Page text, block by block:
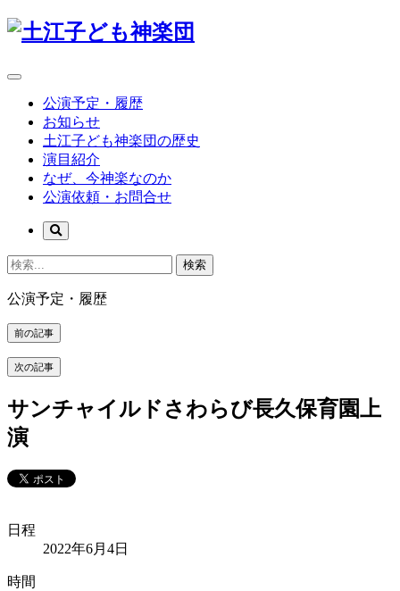
公演予定・履歴
お知らせ
土江子ども神楽団の歴史
演目紹介
なぜ、今神楽なのか
公演依頼・お問合せ
検索
公演予定・履歴
前の記事
次の記事
サンチャイルドさわらび長久保育園上
演
日程
2022年6月4日
時間